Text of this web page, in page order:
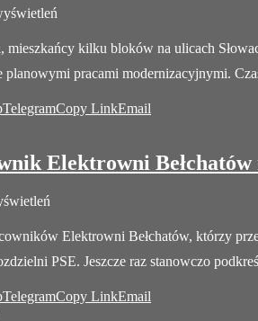
mieszkańcy kilku bloków na ulicach
planowymi pracami modernizacyjnymi.
TelegramCopy LinkEmail
Elektrowni
Elektrowni Bełchatów, którzy
PSE. Jeszcze raz stanowczo
TelegramCopy LinkEmail